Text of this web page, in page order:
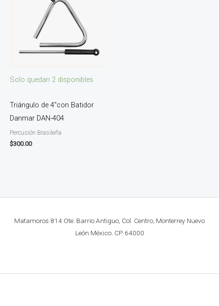
Solo quedan 2 disponibles
Triángulo de 4″con Batidor
Danmar DAN-404
Percusión Brasileña
$300.00
Matamoros 814 Ote. Barrio Antiguo, Col. Centro, Monterrey Nuevo
León México. CP. 64000